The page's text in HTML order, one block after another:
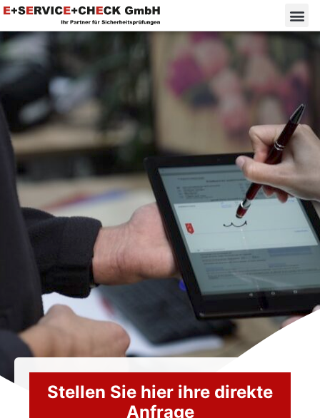
Stellen Sie hier ihre direkte
Anfrage